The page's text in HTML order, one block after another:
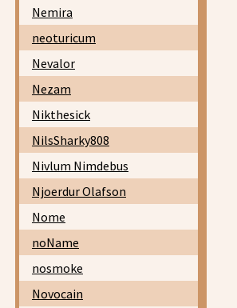
Nemira
neoturicum
Nevalor
Nezam
Nikthesick
NilsSharky808
Nivlum Nimdebus
Njoerdur Olafson
Nome
noName
nosmoke
Novocain